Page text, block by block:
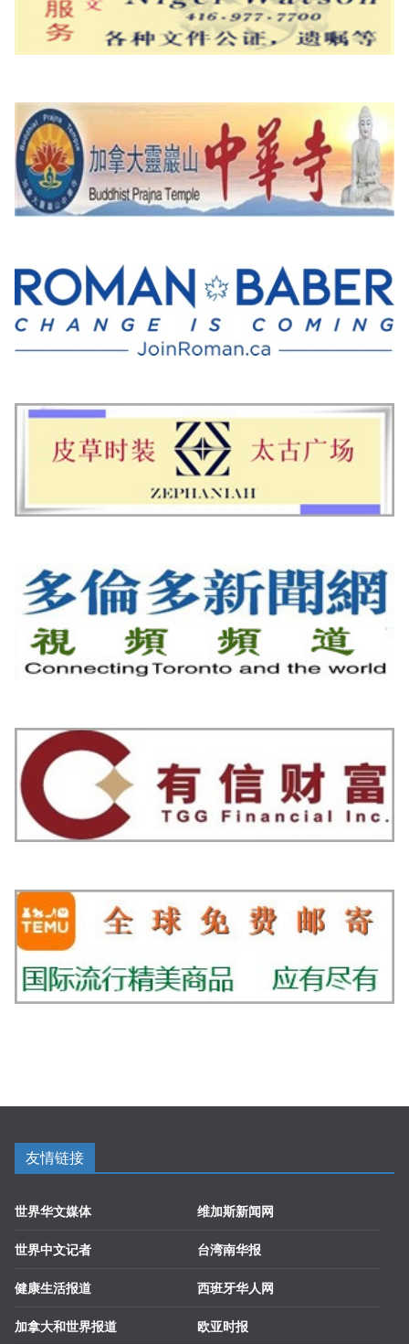
友情链接
世界华文媒体
世界中文记者
健康生活报道
加拿大和世界报道
维加斯新闻网
台湾南华报
西班牙华人网
欧亚时报